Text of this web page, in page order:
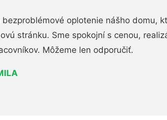
bezproblémové oplotenie nášho domu,
stránku. Sme spokojní s cenou,
Môžeme len odporučiť.